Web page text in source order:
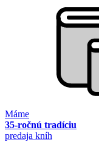
Máme
35-ročnú tradíciu
predaja kníh